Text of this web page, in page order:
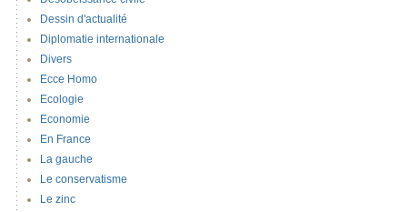
Dessin d'actualité
Diplomatie internationale
Divers
Ecce Homo
Ecologie
Economie
En France
La gauche
Le conservatisme
Le zinc